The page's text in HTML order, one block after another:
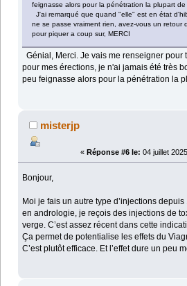
feignasse alors pour la pénétration la plupart
J'ai remarqué que quand "elle" est en état
ne se passe vraiment rien, avez-vous un retour
pour piquer a coup sur, MERCI
Génial, Merci. Je vais me renseigner pour
pour mes érections, je n'ai jamais été très
peu feignasse alors pour la pénétration la
misterjp
« Réponse #6 le: 04 juillet
Bonjour,
Moi je fais un autre type d’injections depuis
en andrologie, je reçois des injections de
verge. C’est assez récent dans cette
Ça permet de potentialise les effets du
C’est plutôt efficace. Et l’effet dure un peu